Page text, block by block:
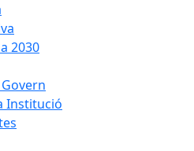
2030
Institució